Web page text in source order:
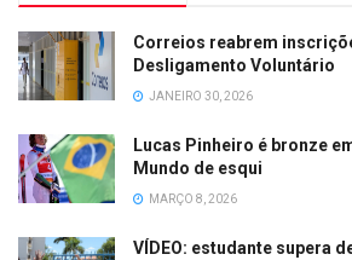
Correios reabrem
Desligamento Voluntário
JANEIRO 30, 2026
Lucas Pinheiro é bronze
Mundo de esqui
MARÇO 8, 2026
VÍDEO: estudante supera